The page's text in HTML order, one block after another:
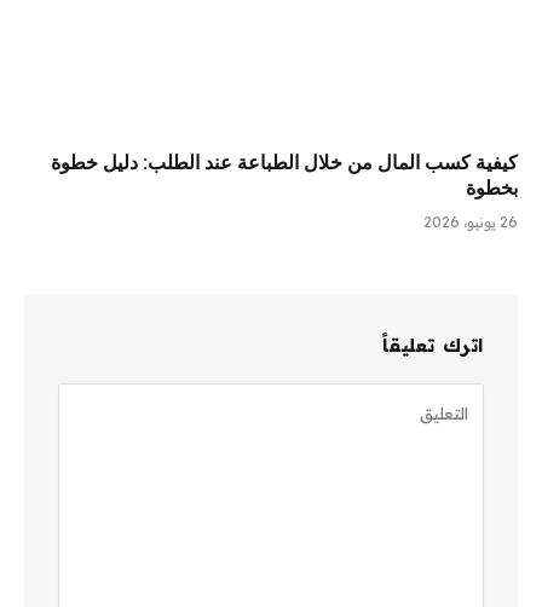
كيفية كسب المال من خلال الطباعة عند الطلب: دليل خطوة
بخطوة
26 يونيو، 2026
اترك تعليقاً